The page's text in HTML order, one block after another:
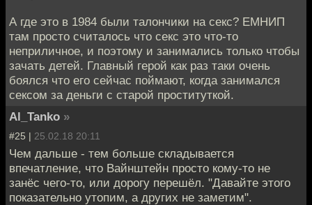
А где это в 1984 были талончики на секс? ЕМНИП
там просто считалось что секс это что-то
неприличное, и поэтому и занимались только чтобы
зачать детей. Главный герой как раз таки очень
боялся что его сейчас поймают, когда занимался
сексом за деньги с старой проституткой.
Al_Tanko »
#25 | 25.02.18 20:11
Чем дальше - тем больше складывается
впечатление, что Вайнштейн просто кому-то не
занёс чего-то, или дорогу перешёл. "Давайте этого
показательно утопим, а других не заметим".